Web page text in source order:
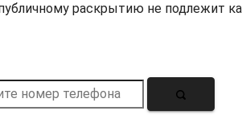
раскрытию не подлежит